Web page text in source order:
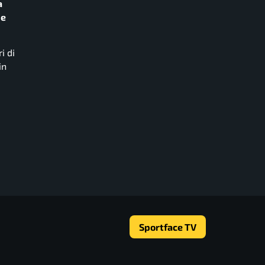
di
Sportface TV